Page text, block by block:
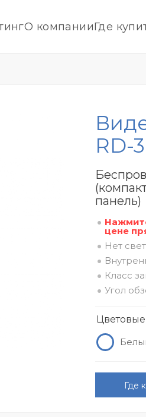
О компанииГде
RD-
панель)
цене
Нет
Класс
Угол
Где